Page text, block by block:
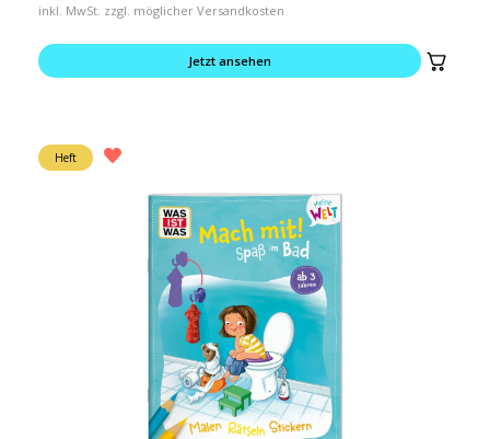
inkl. MwSt. zzgl. möglicher Versandkosten
Jetzt ansehen
Heft